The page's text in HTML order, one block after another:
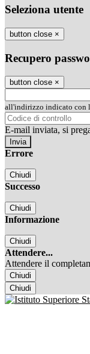
Seleziona utente
button close ×
Recupero
button close ×
all'indirizzo indicato con
E-mail inviata, si
Errore
Chiudi
Successo
Chiudi
Informazione
Chiudi
Attendere...
Attendere il
Chiudi
Chiudi